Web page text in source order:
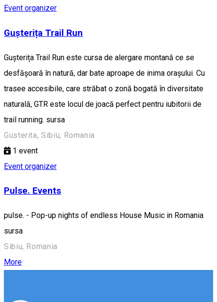
Event organizer
Gușterița Trail Run
Gușterița Trail Run este cursa de alergare montană ce se
desfășoară în natură, dar bate aproape de inima orașului. Cu
trasee accesibile, care străbat o zonă bogată în diversitate
naturală, GTR este locul de joacă perfect pentru iubitorii de
trail running. sursa
Gusterita, Sibiu, Romania
1 event
Event organizer
Pulse. Events
pulse. - Pop-up nights of endless House Music in Romania
sursa
Sibiu, Romania
More